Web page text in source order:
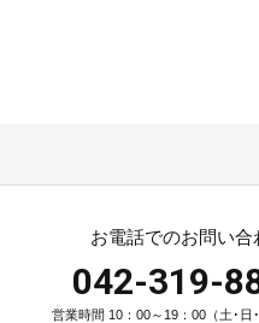
お電話でのお問い合
042-319-
営業時間 10：00～19：00（土･日･